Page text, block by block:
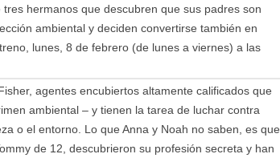
hermanos que descubren que sus padres son
ambiental y deciden convertirse también en
lunes, 8 de febrero (de lunes a viernes) a las
agentes encubiertos altamente calificados que
ambiental – y tienen la tarea de luchar contra
o el entorno. Lo que Anna y Noah no saben, es que
de 12, descubrieron su profesión secreta y han